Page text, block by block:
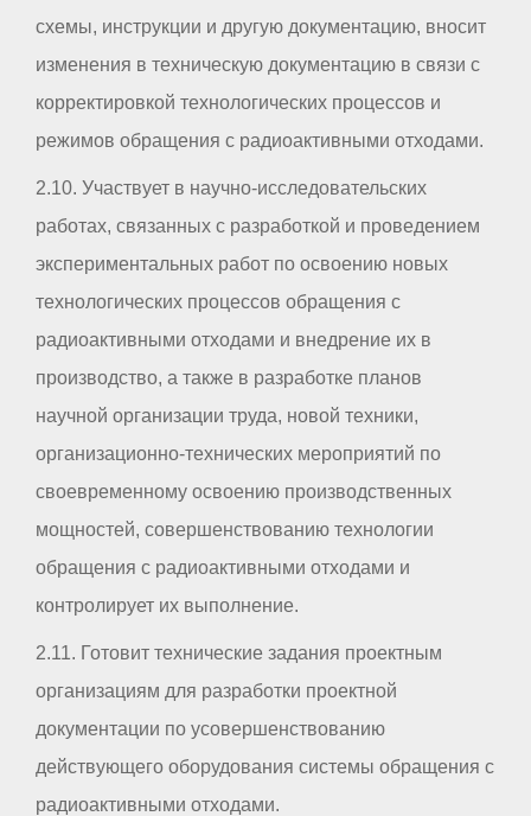
схемы, инструкции и другую документацию, вносит
изменения в техническую документацию в связи с
корректировкой технологических процессов и
режимов обращения с радиоактивными отходами.
2.10. Участвует в научно-исследовательских
работах, связанных с разработкой и проведением
экспериментальных работ по освоению новых
технологических процессов обращения с
радиоактивными отходами и внедрение их в
производство, а также в разработке планов
научной организации труда, новой техники,
организационно-технических мероприятий по
своевременному освоению производственных
мощностей, совершенствованию технологии
обращения с радиоактивными отходами и
контролирует их выполнение.
2.11. Готовит технические задания проектным
организациям для разработки проектной
документации по усовершенствованию
действующего оборудования системы обращения с
радиоактивными отходами.